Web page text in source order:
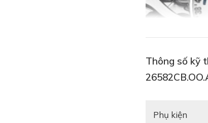
Thông số kỹ
Phụ kiện